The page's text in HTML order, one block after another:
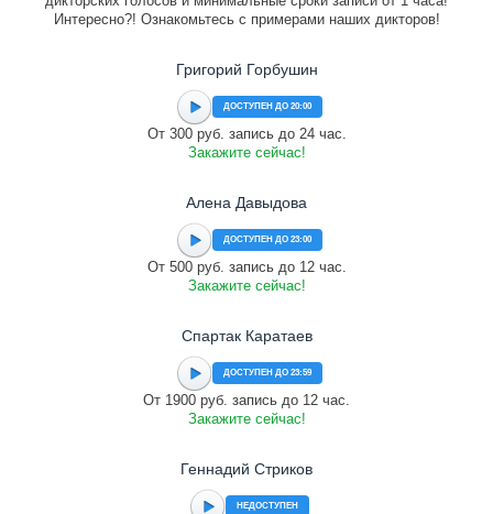
Интересно?! Ознакомьтесь с примерами наших дикторов!
Григорий Горбушин
ДОСТУПЕН ДО 20:00
От 300 руб. запись до 24 час.
Закажите сейчас!
Алена Давыдова
ДОСТУПЕН ДО 23:00
От 500 руб. запись до 12 час.
Закажите сейчас!
Спартак Каратаев
ДОСТУПЕН ДО 23:59
От 1900 руб. запись до 12 час.
Закажите сейчас!
Геннадий Стриков
НЕДОСТУПЕН